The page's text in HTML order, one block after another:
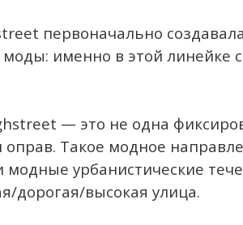
первоначально
именно в этой линейке
— это не одна
Такое модное
модные урбанистические
дорогая/высокая улица.